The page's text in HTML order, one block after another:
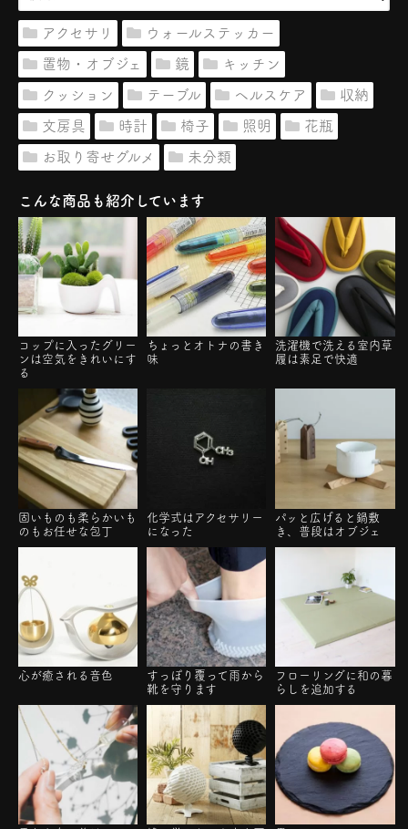
アクセサリ ウォールステッカー
置物・オブジェ 鏡 キッチン
クッション テーブル ヘルスケア 収納
文房具 時計 椅子 照明 花瓶
お取り寄せグルメ 未分類
こんな商品も紹介しています
コップに入ったグリー
ンは空気をきれいにす
る
ちょっとオトナの書き
味
洗濯機で洗える室内草
履は素足で快適
固いものも柔らかいも
のもお任せな包丁
化学式はアクセサリー
になった
パッと広げると鍋敷
き、普段はオブジェ
心が癒される音色
すっぽり覆って雨から
靴を守ります
フローリングに和の暮
らしを追加する